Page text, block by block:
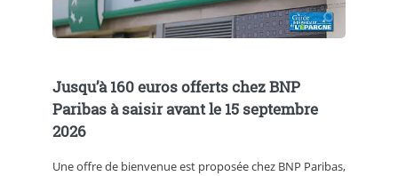
Jusqu’à 160 euros offerts chez BNP
Paribas à saisir avant le 15 septembre
2026
Une offre de bienvenue est proposée chez BNP Paribas,